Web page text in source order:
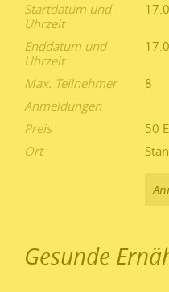
Startdatum und
Uhrzeit
Enddatum und
Uhrzeit
Max. Teilnehmer
8
Anmeldungen
Preis
50
Ort
Gesunde